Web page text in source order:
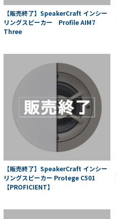
【販売終了】SpeakerCraft インシー
リングスピーカー Profile AIM7
Three
【販売終了】SpeakerCraft インシー
リングスピーカー Protege C501
【PROFICIENT】